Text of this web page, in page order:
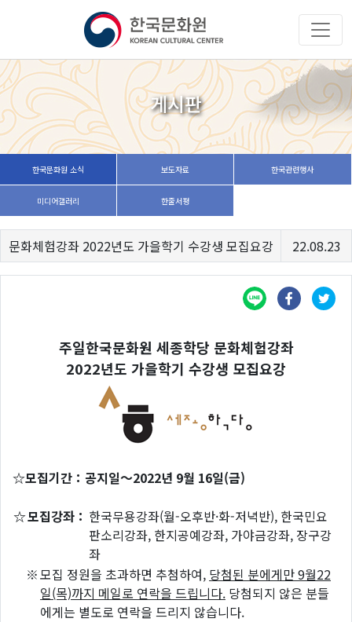
게시판
한국문화원 소식 보도자료 한국관련행사
미디어갤러리 한줄서평
문화체험강좌 2022년도 가을학기 수강생 모집요강 22.08.23
주일한국문화원 세종학당 문화체험강좌
2022년도 가을학기 수강생 모집요강
☆모집기간：공지일～2022년 9월 16일(금)
☆모집강좌： 한국무용강좌(월-오후반·화-저녁반), 한국민요
판소리강좌, 한지공예강좌, 가야금강좌, 장구강
좌
※모집 정원을 초과하면 추첨하여, 당첨된 분에게만 9월22
일(목)까지 메일로 연락을 드립니다. 당첨되지 않은 분들
에게는 별도로 연락을 드리지 않습니다.